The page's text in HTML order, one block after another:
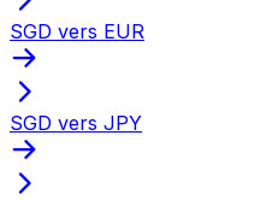
SGD vers EUR
SGD vers JPY